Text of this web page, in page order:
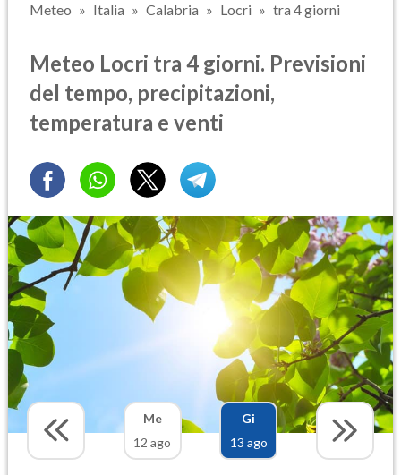
Meteo Italia Calabria Locri tra 4 giorni
Meteo Locri tra 4 giorni. Previsioni
del tempo, precipitazioni,
temperatura e venti
Me
12 ago
Gi
13 ago